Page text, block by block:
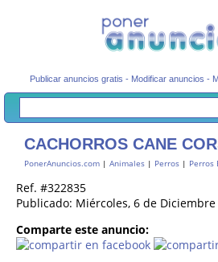
Publicar anuncios gratis - Modificar anuncios -
CACHORROS CANE
PonerAnuncios.com | Animales | Perros | Perros
Ref. #322835
Publicado: Miércoles, 6 de
Comparte este anuncio: